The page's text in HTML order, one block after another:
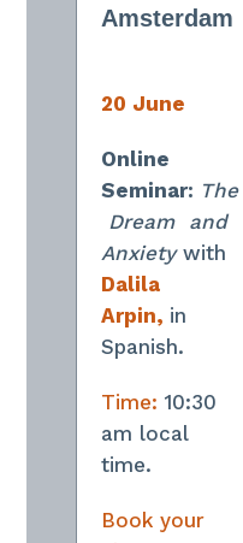
Amsterdam
20 June
Online
Seminar: The
Dream
and
Anxiety with
Dalila
Arpin, in
Spanish.
Time: 10:30
am local
time.
Book your